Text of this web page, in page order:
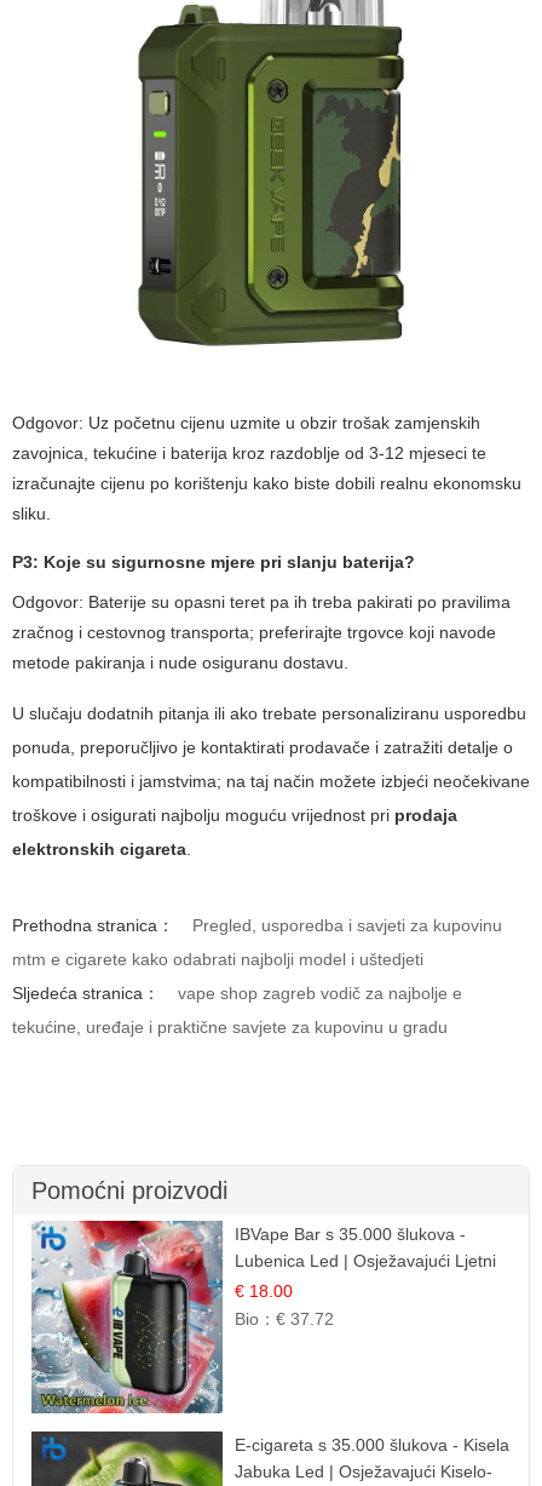
Odgovor: Uz početnu cijenu uzmite u obzir trošak zamjenskih
zavojnica, tekućine i baterija kroz razdoblje od 3-12 mjeseci te
izračunajte cijenu po korištenju kako biste dobili realnu ekonomsku
sliku.
P3: Koje su sigurnosne mjere pri slanju baterija?
Odgovor: Baterije su opasni teret pa ih treba pakirati po pravilima
zračnog i cestovnog transporta; preferirajte trgovce koji navode
metode pakiranja i nude osiguranu dostavu.
U slučaju dodatnih pitanja ili ako trebate personaliziranu usporedbu
ponuda, preporučljivo je kontaktirati prodavače i zatražiti detalje o
kompatibilnosti i jamstvima; na taj način možete izbjeći neočekivane
troškove i osigurati najbolju moguću vrijednost pri prodaja
elektronskih cigareta
Prethodna stranica：
Pregled, usporedba i savjeti za kupovinu
mtm e cigarete kako odabrati najbolji model i uštedjeti
Sljedeća stranica：
vape shop zagreb vodič za najbolje e
tekućine, uređaje i praktične savjete za kupovinu u gradu
Pomoćni proizvodi
IBVape Bar s 35.000 šlukova -
Lubenica Led | Osježavajući Ljetni
Okus
€ 18.00
Bio：€ 37.72
E-cigareta s 35.000 šlukova - Kisela
Jabuka Led | Osježavajući Kiselo-